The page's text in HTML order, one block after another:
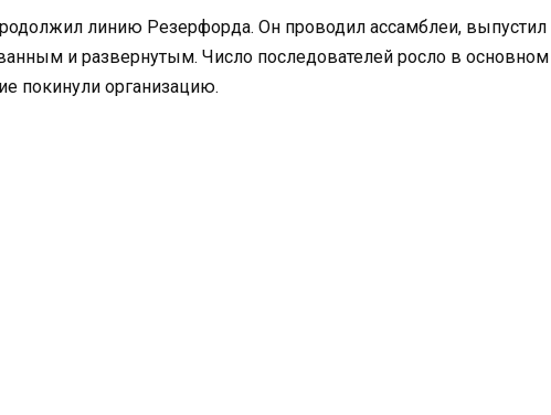
линию Резерфорда. Он проводил ассамблеи,
и развернутым. Число последователей росло в
покинули организацию.